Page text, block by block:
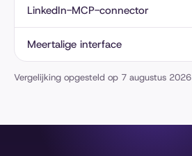
LinkedIn-MCP-connector
Meertalige interface
Vergelijking opgesteld op 7 augustus 2026